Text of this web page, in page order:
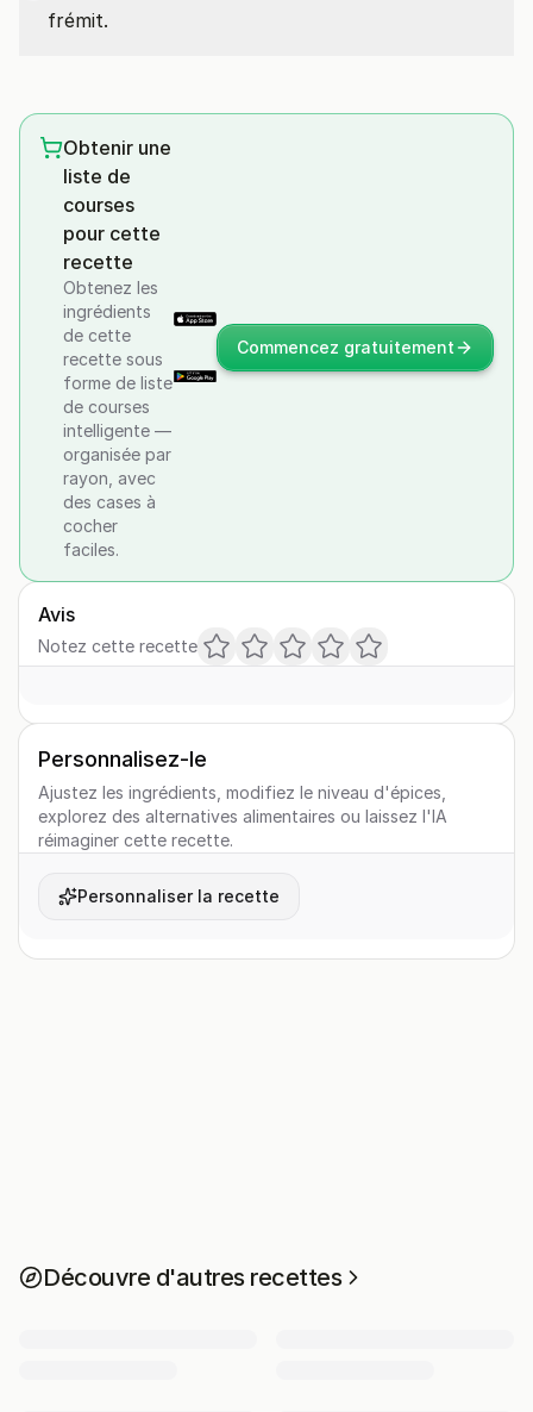
frémit.
Obtenir une
liste de
courses
pour cette
recette
Obtenez les
ingrédients
de cette
recette sous
forme de liste
de courses
intelligente —
organisée par
rayon, avec
des cases à
cocher
faciles.
Commencez gratuitement
Avis
Notez cette recette
Personnalisez-le
Ajustez les ingrédients, modifiez le niveau d'épices,
explorez des alternatives alimentaires ou laissez l'IA
réimaginer cette recette.
Personnaliser la recette
Découvre d'autres recettes